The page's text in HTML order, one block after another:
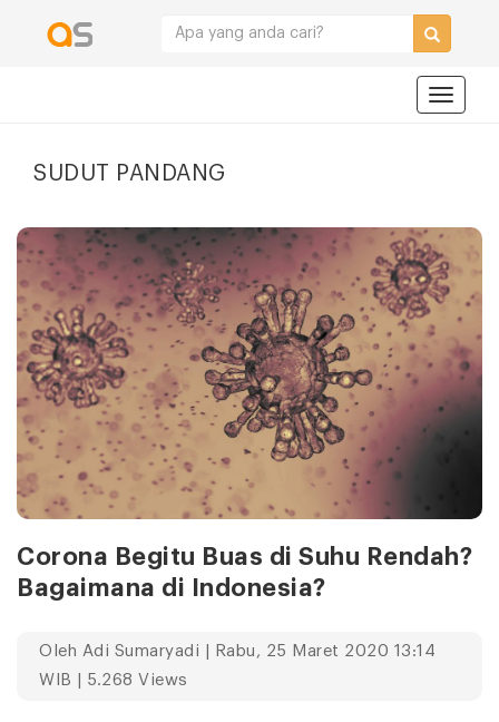
SUDUT PANDANG
Corona Begitu Buas di Suhu Rendah?
Bagaimana di Indonesia?
Oleh Adi Sumaryadi | Rabu, 25 Maret 2020 13:14
WIB | 5.268 Views